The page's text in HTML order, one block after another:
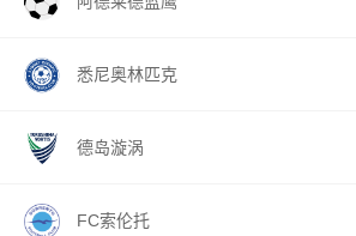
悉尼奥林匹克
德岛漩涡
FC索伦托